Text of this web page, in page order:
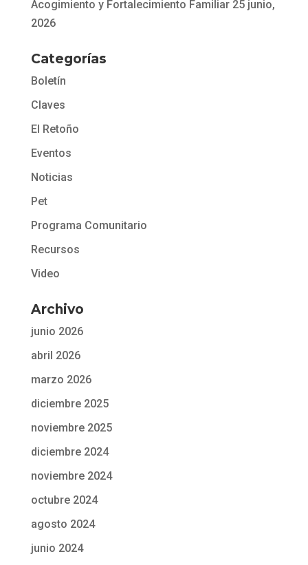
Acogimiento y Fortalecimiento Familiar 25 junio,
2026
Categorías
Boletín
Claves
El Retoño
Eventos
Noticias
Pet
Programa Comunitario
Recursos
Video
Archivo
junio 2026
abril 2026
marzo 2026
diciembre 2025
noviembre 2025
diciembre 2024
noviembre 2024
octubre 2024
agosto 2024
junio 2024